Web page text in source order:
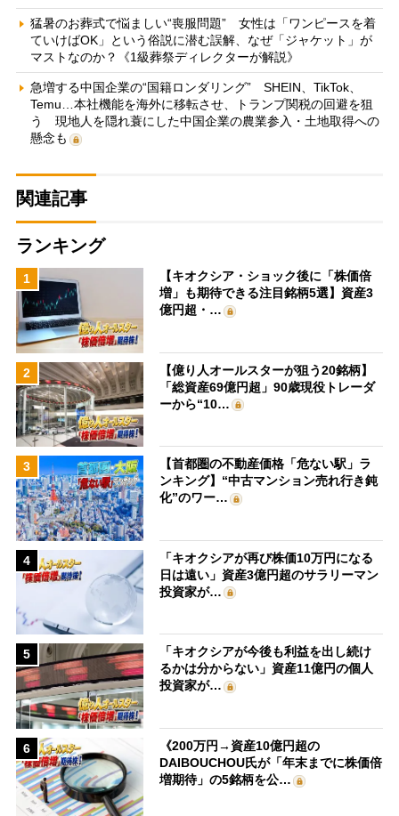
猛暑のお葬式で悩ましい“喪服問題” 女性は「ワンピースを着
ていけばOK」という俗説に潜む誤解、なぜ「ジャケット」が
マストなのか？《1級葬祭ディレクターが解説》
急増する中国企業の“国籍ロンダリング” SHEIN、TikTok、
Temu…本社機能を海外に移転させ、トランプ関税の回避を狙
う 現地人を隠れ蓑にした中国企業の農業参入・土地取得への
懸念も
関連記事
ランキング
1
【キオクシア・ショック後に「株価倍
増」も期待できる注目銘柄5選】資産3
億円超・…
2
【億り人オールスターが狙う20銘柄】
「総資産69億円超」90歳現役トレーダ
ーから“10…
3
【首都圏の不動産価格「危ない駅」ラ
ンキング】“中古マンション売れ行き鈍
化”のワー…
4
「キオクシアが再び株価10万円になる
日は遠い」資産3億円超のサラリーマン
投資家が…
5
「キオクシアが今後も利益を出し続け
るかは分からない」資産11億円の個人
投資家が…
6
《200万円→資産10億円超の
DAIBOUCHOU氏が「年末までに株価倍
増期待」の5銘柄を公…